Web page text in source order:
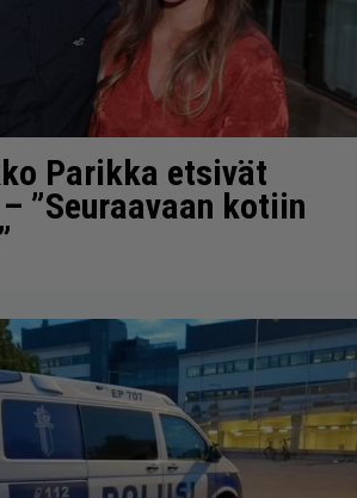
Parikka etsivät
”Seuraavaan kotiin